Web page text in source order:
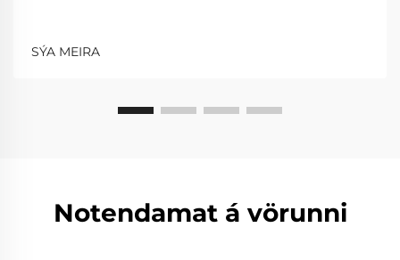
SÝA MEIRA
Notendamat á vörunni